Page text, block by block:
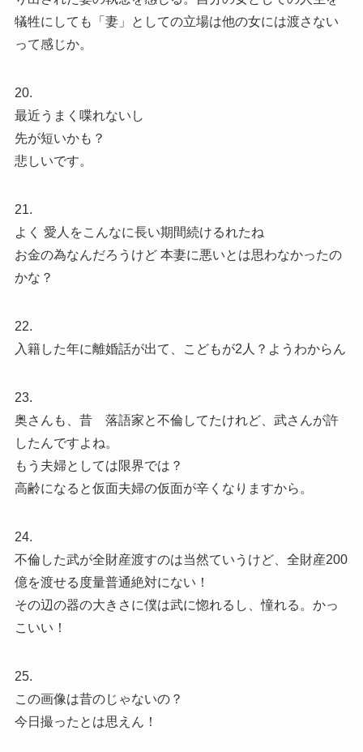
犠牲にしても「妻」としての立場は他の女には渡さない
って感じか。
20.
最近うまく喋れないし
先が短いかも？
悲しいです。
21.
よく 愛人をこんなに長い期間続けるれたね
お金の為なんだろうけど 本妻に悪いとは思わなかったの
かな？
22.
入籍した年に離婚話が出て、こどもが2人？ようわからん
23.
奥さんも、昔 落語家と不倫してたけれど、武さんが許
したんですよね。
もう夫婦としては限界では？
高齢になると仮面夫婦の仮面が辛くなりますから。
24.
不倫した武が全財産渡すのは当然ていうけど、全財産200
億を渡せる度量普通絶対にない！
その辺の器の大きさに僕は武に惚れるし、憧れる。かっ
こいい！
25.
この画像は昔のじゃないの？
今日撮ったとは思えん！